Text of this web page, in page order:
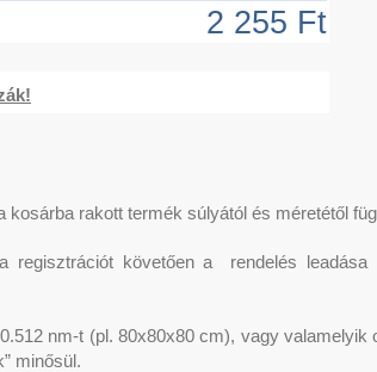
2 255 Ft
kosárba rakott termék súlyától és méretétől
regisztrációt követően a rendelés
nm-t (pl. 80x80x80 cm), vagy
minősül.